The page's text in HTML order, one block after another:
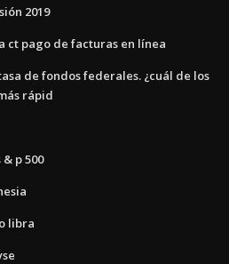
2019
ct pago de facturas en línea
de fondos federales. ¿cuál de los
rápid
p 500
libra